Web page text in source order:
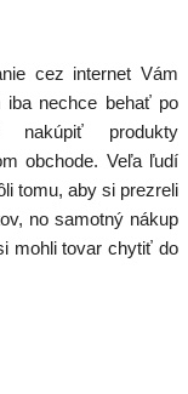
cez internet Vám
iba nechce behať po
nakúpiť produkty
obchode. Veľa ľudí
tomu, aby si prezreli
no samotný nákup
mohli tovar chytiť do